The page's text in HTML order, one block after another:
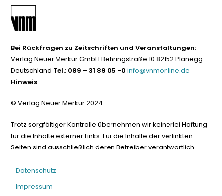
Bei Rückfragen zu Zeitschriften und Veranstaltungen:
Verlag Neuer Merkur GmbH Behringstraße 10 82152 Planegg
Deutschland Tel.: 089 – 31 89 05 -0 info@vnmonline.de
Hinweis
© Verlag Neuer Merkur 2024
Trotz sorgfältiger Kontrolle übernehmen wir keinerlei Haftung
für die Inhalte externer Links. Für die Inhalte der verlinkten
Seiten sind ausschließlich deren Betreiber verantwortlich.
Datenschutz
Impressum